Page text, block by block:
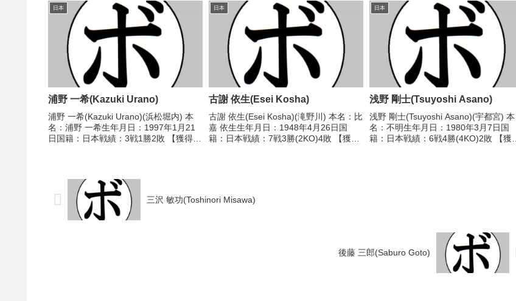
2023/07/16 ○3RKO 鈴木 貴博(フリ
ー)2023/12/...
ライ級新人王 【戦歴】2016/03/27
○4R判定 3-0(3...
級トーナメントフライ級優勝第25代
OPBF東洋太平洋ライトフ...
日本
浦野 一希(Kazuki Urano)
浦野 一希(Kazuki Urano)(浜松堀内) 本
名：浦野 一希生年月日：1997年1月21
日国籍：日本戦績：3戦1勝2敗 【獲得タ
日本
古謝 依生(Esei Kosha)
古謝 依生(Esei Kosha)(滝野川) 本名：比
嘉 依生生年月日：1948年4月26日国
籍：日本戦績：7戦3勝(2KO)4敗 【獲得
日本
浅野 剛士(Tsuyoshi Asano)
浅野 剛士(Tsuyoshi Asano)(宇都宮) 本
名：不明生年月日：1980年3月7日国
籍：日本戦績：6戦4勝(4KO)2敗 【獲得
三沢 敏功(Toshinori Misawa)
後藤 三郎(Saburo Goto)